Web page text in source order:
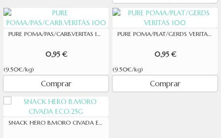
PURE POMA/PAS/CARB.VERITAS 100
0,95 €
(9.50€/kg)
Comprar
PURE POMA/PLAT/GERDS VERITAS 100
0,95 €
(9.50€/kg)
Comprar
SNACK HERO B.MORO CIVADA ECO.25G